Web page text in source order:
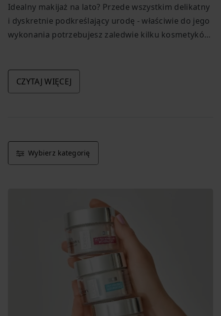
Idealny makijaż na lato? Przede wszystkim delikatny
i dyskretnie podkreślający urodę - właściwie do jego
wykonania potrzebujesz zaledwie kilku kosmetyków,
CZYTAJ WIĘCEJ
Wybierz kategorię